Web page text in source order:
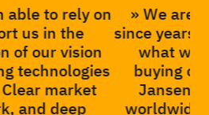
with Vision Ventures
have always delivered
expecting, both ways,
companies. Gabriele
one of the best
in the vision industry